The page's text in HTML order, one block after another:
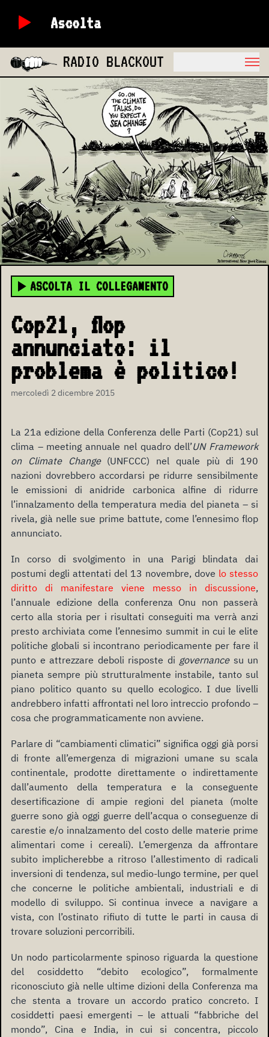
Ascolta
RADIO BLACKOUT
ASCOLTA IL COLLEGAMENTO
Cop21, flop
annunciato: il
problema è politico!
mercoledì 2 dicembre 2015
La 21a edizione della Conferenza delle Parti (Cop21) sul
clima – meeting annuale nel quadro dell’UN Framework
on Climate Change(UNFCCC) nel quale più di 190
nazioni dovrebbero accordarsi pe ridurre sensibilmente
le emissioni di anidride carbonica alfine di ridurre
l’innalzamento della temperatura media del pianeta – si
rivela, già nelle sue prime battute, come l’ennesimo flop
annunciato.
In corso di svolgimento in una Parigi blindata dai
postumi degli attentati del 13 novembre, dove lo stesso
diritto di manifestare viene messo in discussione,
l’annuale edizione della conferenza Onu non passerà
certo alla storia per i risultati conseguiti ma verrà anzi
presto archiviata come l’ennesimo summit in cui le elite
politiche globali si incontrano periodicamente per fare il
punto e attrezzare deboli risposte di governancesu un
pianeta sempre più strutturalmente instabile, tanto sul
piano politico quanto su quello ecologico. I due livelli
andrebbero infatti affrontati nel loro intreccio profondo –
cosa che programmaticamente non avviene.
Parlare di “cambiamenti climatici” significa oggi già porsi
di fronte all’emergenza di migrazioni umane su scala
continentale, prodotte direttamente o indirettamente
dall’aumento della temperatura e la conseguente
desertificazione di ampie regioni del pianeta (molte
guerre sono già oggi guerre dell’acqua o conseguenze di
carestie e/o innalzamento del costo delle materie prime
alimentari come i cereali). L’emergenza da affrontare
subito implicherebbe a ritroso l’allestimento di radicali
inversioni di tendenza, sul medio-lungo termine, per quel
che concerne le politiche ambientali, industriali e di
modello di sviluppo. Si continua invece a navigare a
vista, con l’ostinato rifiuto di tutte le parti in causa di
trovare soluzioni percorribili.
Un nodo particolarmente spinoso riguarda la questione
del cosiddetto “debito ecologico”, formalmente
riconosciuto già nelle ultime dizioni della Conferenza ma
che stenta a trovare un accordo pratico concreto. I
cosiddetti paesi emergenti – le attuali “fabbriche del
mondo”, Cina e India, in cui si concentra, piccolo